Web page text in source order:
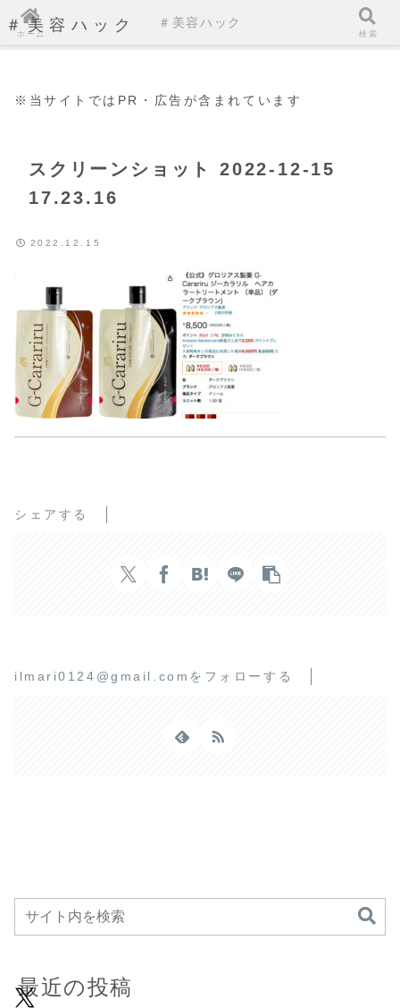
＃美容ハック
※当サイトではPR・広告が含まれています
スクリーンショット 2022-12-15
17.23.16
2022.12.15
シェアする
ilmari0124@gmail.comをフォローする
最近の投稿
ホーム
＃美容ハック
検索